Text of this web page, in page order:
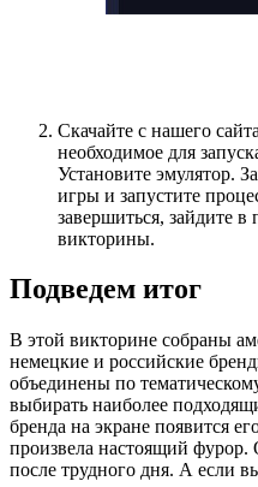
Скачайте с нашего
необходимое для
Установите эмулятор.
игры и запустите
завершиться, зайдите
викторины.
Подведем итог
В этой викторине собраны
немецкие и российские
объединены по
выбирать наиболее
бренда на экране появится
произвела настоящий фурор.
после трудного дня. А если